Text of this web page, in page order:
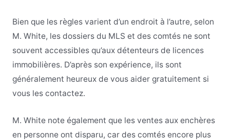
Bien que les règles varient d’un endroit à l’autre, selon
M. White, les dossiers du MLS et des comtés ne sont
souvent accessibles qu’aux détenteurs de licences
immobilières. D’après son expérience, ils sont
généralement heureux de vous aider gratuitement si
vous les contactez.
M. White note également que les ventes aux enchères
en personne ont disparu, car des comtés encore plus